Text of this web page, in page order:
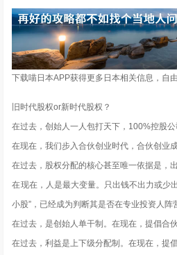
下载喵日本APP获得更多日本相关信息，自
旧时代股权or新时代股权？
在过去，创始人一人包打天下，100%控股公
在现在，我们步入合伙创业时代，合伙创业
在过去，股权分配的核心甚至唯一依据是，
在现在，人是最大变量。只出钱不出力或少
小股”，已经成为判断其是否在专业投资人阵
在过去，是创始人单干制。在现在，提倡合
在过去，利益是上下级分配制。在现在，提